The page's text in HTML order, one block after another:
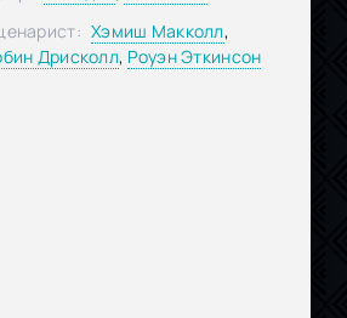
Хэмиш Макколл,
Дрисколл, Роуэн Эткинсон